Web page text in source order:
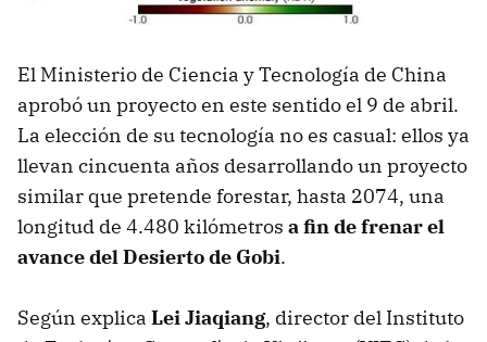
El Ministerio de Ciencia y Tecnología de China
aprobó un proyecto en este sentido el 9 de abril.
La elección de su tecnología no es casual: ellos ya
llevan cincuenta años desarrollando un proyecto
similar que pretende forestar, hasta 2074, una
longitud de 4.480 kilómetros a fin de frenar el
avance del Desierto de Gobi.
Según explica Lei Jiaqiang, director del Instituto